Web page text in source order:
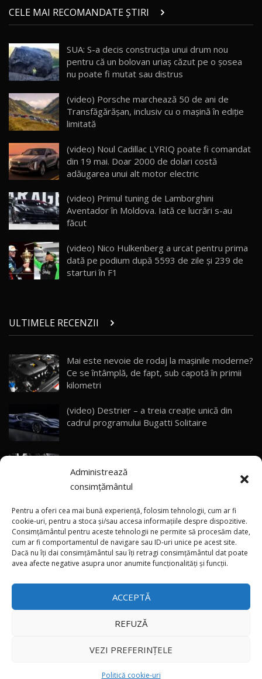
Administrează
consimțământul
Pentru a oferi cea mai bună experiență, folosim tehnologii, cum ar fi
cookie-uri, pentru a stoca și/sau accesa informațiile despre dispozitive.
Consimțământul pentru aceste tehnologii ne permite să procesăm date,
cum ar fi comportamentul de navigare sau ID-uri unice pe acest site.
Dacă nu îți dai consimțământul sau îți retragi consimțământul dat poate
avea afecte negative asupra unor anumite funcționalități și funcții.
ACCEPTĂ
REFUZĂ
VEZI PREFERINȚELE
Politică cookie-uri
21
AutoBlog.MD
16:59
22
Noua Mazda 6e / Test Drive AutoBlog.MD
26:59
23
Lynk & Co 01 / Test Drive AutoBlog.MD
25:19
24
ZEEKR 009: Cel mai Performant și Confortabil
Van Electric Testat în Moldova / AutoBlog.MD
26:38
25
mai Exclusiv și Puternic Defender Testat în
Moldova
32:21
26
AutoBlog.MD
10:57
28
Noul Geely Monjaro 2025! Mai ieftin și mai
dotat / Test Drive AutoBlog.MD
ZEEKR 9X - PRIMUL TEST DRIVE ÎN ROMÂNĂ!
CUM SE CONDUCE?
33:40
30
Primele impresii despre BYD Seal U DM-i,
Sealion 7 și Seal 5 DM-i / Test Drive
AutoBlog.MD
13:56
Noul Volvo EX90 / Test Drive AutoBlog.MD
32:06
33
MG RX5 - își merită banii? / Test Drive
AutoBlog.MD
34
Noul DACIA DUSTER DIESEL! Primul test drive în
română
Noul Mercedes-Benz E 350 e - cât consumă?! /
Test Drive AutoBlog.MD
CELE MAI RECOMANDATE ȘTIRI
SUA: S-a decis construcţia unui drum nou
pentru că un bolovan uriaş căzut pe o şosea
nu poate fi mutat sau distrus
(video) Porsche marchează 50 de ani de
Transfăgărășan, inclusiv cu o mașină în ediție
limitată
(video) Noul Cadillac LYRIQ poate fi comandat
din 19 mai. Doar 2000 de dolari costă
adăugarea unui alt motor electric
(video) Primul tuning de Lamborghini
Aventador în Moldova. Iată ce lucrări s-au
făcut
(video) Nico Hulkenberg a urcat pentru prima
dată pe podium după 5593 de zile și 239 de
starturi în F1
ULTIMELE RECENZII
Mai este nevoie de rodaj la mașinile moderne?
Ce se întâmplă, de fapt, sub capotă în primii
kilometri
(video) Destrier – a treia creație unică din
cadrul programului Bugatti Solitaire
(video) SRT prezintă tehnologia eBoost Air
care elimină decalajul turbo
ANRE: Detensionarea relativă a situației din
Golf influențează prețurile la carburanți în
Moldova
(foto/video) Imaginea zilei: Și în SUA polițiștii
uneori „stau în tufari”
×